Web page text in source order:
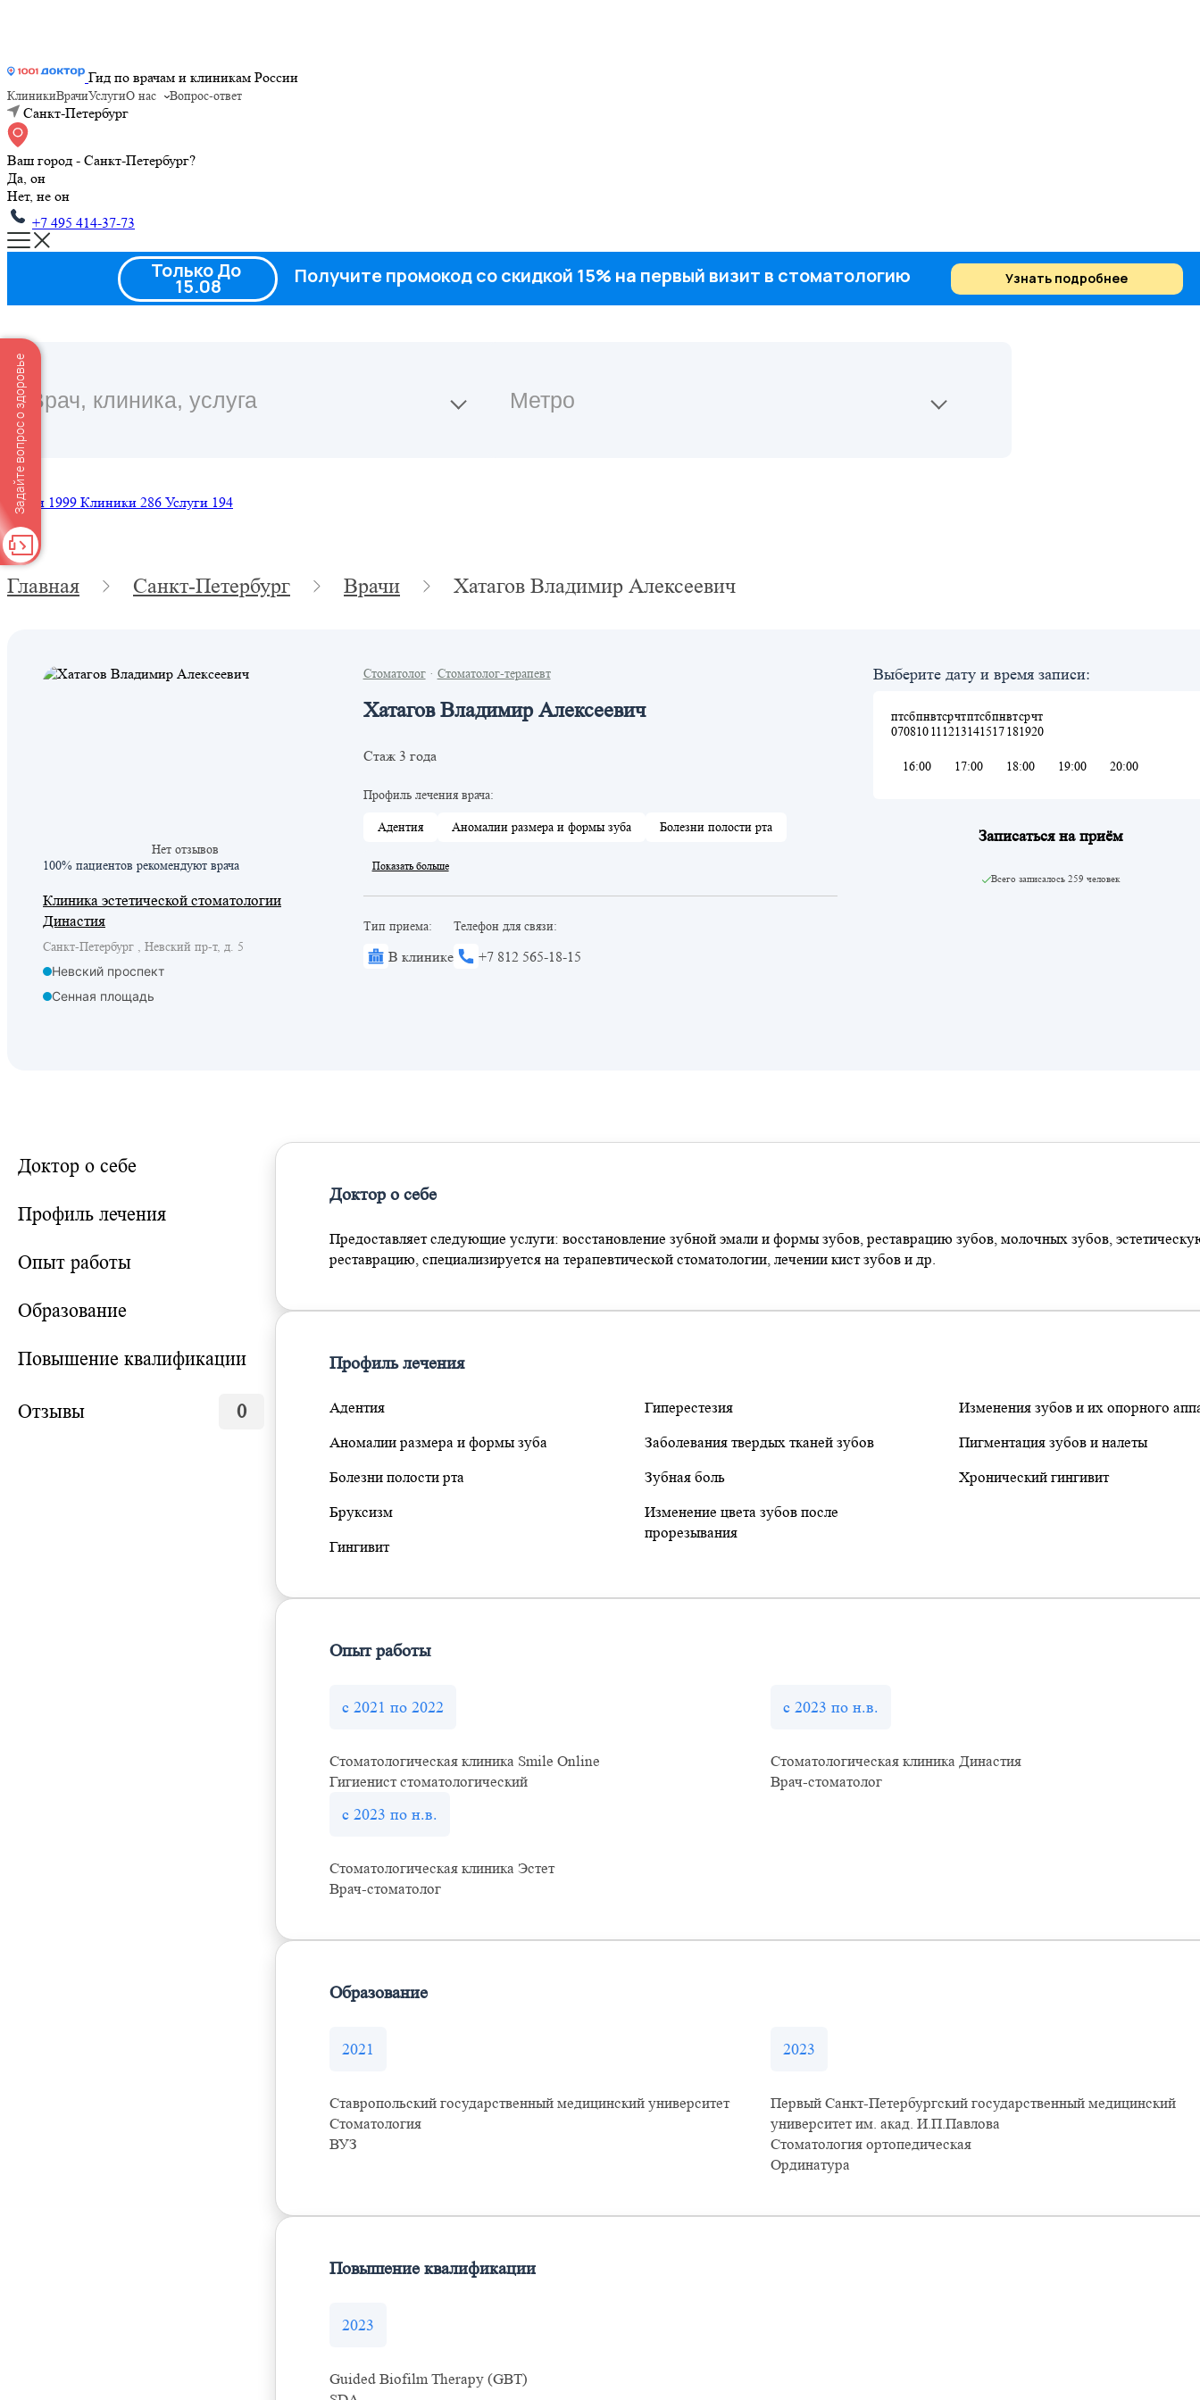
Гид по врачам и клиникам России
КлиникиВрачиУслугиО нас Вопрос-ответ
Санкт-Петербург
Ваш город - Санкт-Петербург?
Да, он
Нет, не он
+7 495 414-37-73
Врачи 1999 Клиники 286 Услуги 194
Главная Санкт-Петербург Врачи Хатагов Владимир Алексеевич
Нет отзывов
100% пациентов рекомендуют врача
Клиника эстетической стоматологии
Династия
Санкт-Петербург , Невский пр-т, д. 5
Невский проспект
Сенная площадь
Стоматолог· Стоматолог-терапевт
Хатагов Владимир Алексеевич
Стаж 3 года
Профиль лечения врача:
Адентия Аномалии размера и формы зуба Болезни полости рта
Показать больше
Тип приема:
В клинике
Телефон для связи:
+7 812 565-18-15
Выберите дату и время записи:
пт
07
сб
08
пн
10
вт
11
ср
12
чт
13
пт
14
сб
15
пн
17
вт
18
ср
19
чт
20
16:00 17:00 18:00 19:00 20:00
Записаться на приём
Всего записалось 259 человек
Доктор о себе
Профиль лечения
Опыт работы
Образование
Повышение квалификации
Отзывы 0
Доктор о себе
Предоставляет следующие услуги: восстановление зубной эмали и формы зубов, реставрацию зубов, молочных зубов,
реставрацию, специализируется на терапевтической стоматологии, лечении кист зубов и др.
Профиль лечения
Адентия
Аномалии размера и формы зуба
Болезни полости рта
Бруксизм
Гингивит
Гиперестезия
Заболевания твердых тканей зубов
Зубная боль
Изменение цвета зубов после
прорезывания
Изменения зубов и их опорного
Пигментация зубов и налеты
Хронический гингивит
Опыт работы
с 2021 по 2022
Стоматологическая клиника Smile Online
Гигиенист стоматологический
с 2023 по н.в.
Стоматологическая клиника Династия
Врач-стоматолог
с 2023 по н.в.
Стоматологическая клиника Эстет
Врач-стоматолог
Образование
2021
Ставропольский государственный медицинский университет
Стоматология
ВУЗ
2023
Первый Санкт-Петербургский государственный медицинский
университет им. акад. И.П.Павлова
Стоматология ортопедическая
Ординатура
Повышение квалификации
2023
Guided Biofilm Therapy (GBT)
Только До
15.08 Получите промокод со скидкой 15% на первый визит в стоматологию Узнать подробнее
Задайте вопрос о здоровье